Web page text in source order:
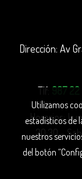
Dirección: Av
Tlf: 987
Horarios:
20:30 -
Utilizamos
estadísticos de
nuestros
del botón